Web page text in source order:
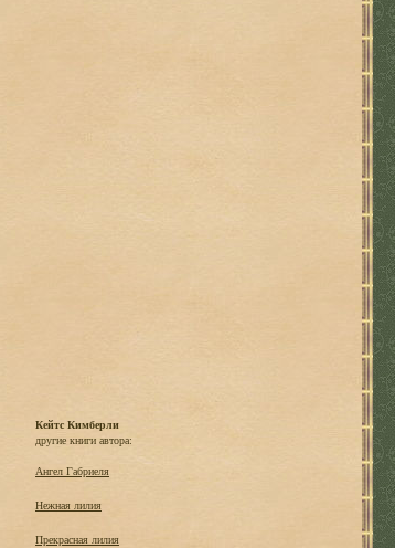
Кейтс Кимберли
другие книги автора:
Ангел Габриеля
Нежная лилия
Прекрасная лилия